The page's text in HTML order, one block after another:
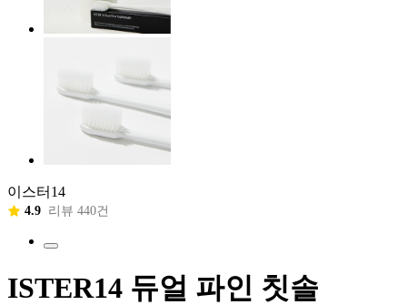
이스터14
4.9 리뷰 440건
ISTER14 듀얼 파인 칫솔